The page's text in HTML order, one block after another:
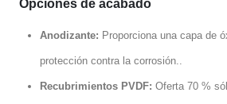
Opciones de acabado
Anodizante: Proporciona una capa de
protección contra la corrosión..
Recubrimientos PVDF: Oferta 70 %